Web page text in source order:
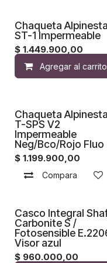
Chaqueta
ST-1 Impermeable
$ 1.449.900,00
Agregar al carrito
Chaqueta
T-SPS V2
Impermeable
Neg/Bco/Rojo Fluo
$ 1.199.900,00
Compara
Casco Integral
Carbonite S /
Fotosensible
Visor azul
$ 960.000,00